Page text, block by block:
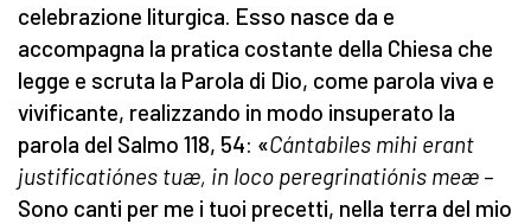
celebrazione liturgica. Esso nasce da e
accompagna la pratica costante della Chiesa che
legge e scruta la Parola di Dio, come parola viva e
vivificante, realizzando in modo insuperato la
parola del Salmo 118, 54: «Cántabiles mihi erant
justificatiónes tuæ, in loco peregrinatiónis meæ –
Sono canti per me i tuoi precetti, nella terra del mio